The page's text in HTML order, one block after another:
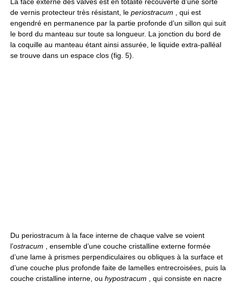
de vernis protecteur très résistant, le periostracum , qui est
engendré en permanence par la partie profonde d’un sillon qui suit
le bord du manteau sur toute sa longueur. La jonction du bord de
la coquille au manteau étant ainsi assurée, le liquide extra-palléal
se trouve dans un espace clos (fig. 5).
Du periostracum à la face interne de chaque valve se voient
l’ostracum , ensemble d’une couche cristalline externe formée
d’une lame à prismes perpendiculaires ou obliques à la surface et
d’une couche plus profonde faite de lamelles entrecroisées, puis la
couche cristalline interne, ou hypostracum , qui consiste en nacre